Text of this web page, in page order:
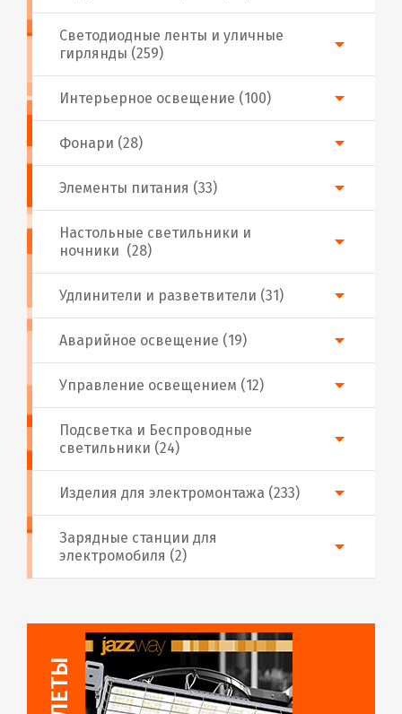
Фонари (28)
Аварийное освещение (19)
Настольные светильники и
ночники (28)
Подсветка и Беспроводные
светильники (24)
Интерьерное освещение (100)
Изделия для электромонтажа (233)
Светодиодные ленты и уличные
гирлянды (259)
Удлинители и разветвители (31)
Управление освещением (12)
Элементы питания (33)
Зарядные станции для
электромобиля (2)